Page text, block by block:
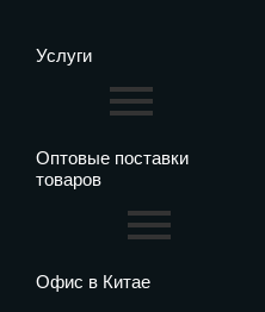
Услуги
Оптовые поставки
товаров
Офис в Китае